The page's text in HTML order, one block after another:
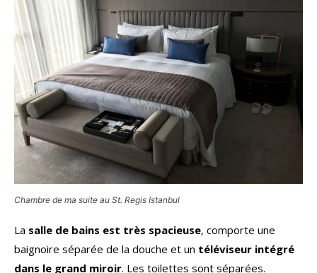
Chambre de ma suite au St. Regis Istanbul
La salle de bains est très spacieuse, comporte une
baignoire séparée de la douche et un téléviseur intégré
dans le grand miroir. Les toilettes sont séparées.